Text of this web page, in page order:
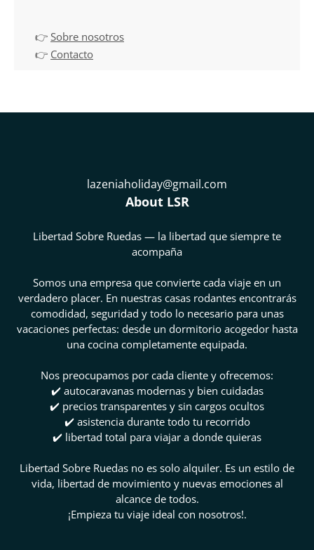
👉 Sobre nosotros
👉 Contacto
lazeniaholiday@gmail.com
About LSR
Libertad Sobre Ruedas — la libertad que siempre te
acompaña
Somos una empresa que convierte cada viaje en un
verdadero placer. En nuestras casas rodantes encontrarás
comodidad, seguridad y todo lo necesario para unas
vacaciones perfectas: desde un dormitorio acogedor hasta
una cocina completamente equipada.
Nos preocupamos por cada cliente y ofrecemos:
✔️ autocaravanas modernas y bien cuidadas
✔️ precios transparentes y sin cargos ocultos
✔️ asistencia durante todo tu recorrido
✔️ libertad total para viajar a donde quieras
Libertad Sobre Ruedas no es solo alquiler. Es un estilo de
vida, libertad de movimiento y nuevas emociones al
alcance de todos.
¡Empieza tu viaje ideal con nosotros!.